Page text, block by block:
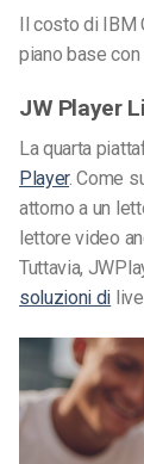
Il costo di IBM
piano base
JW Player
La quarta
Player. Come
attorno a un
lettore video
Tuttavia,
soluzioni di